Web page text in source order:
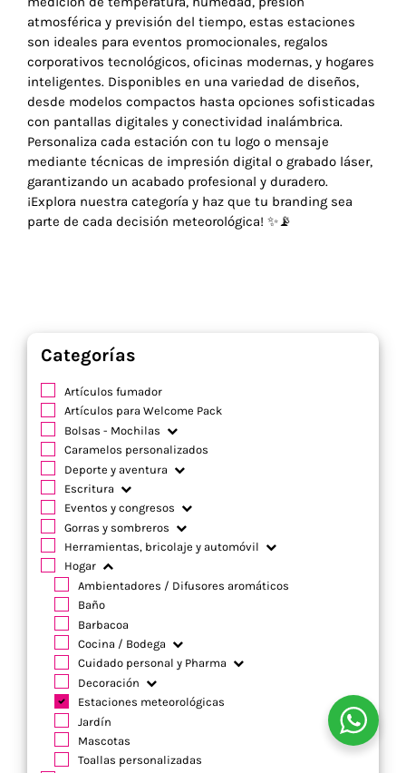
atmosférica y previsión del tiempo, estas estaciones
son ideales para eventos promocionales, regalos
corporativos tecnológicos, oficinas modernas, y hogares
inteligentes. Disponibles en una variedad de diseños,
desde modelos compactos hasta opciones sofisticadas
con pantallas digitales y conectividad inalámbrica.
Personaliza cada estación con tu logo o mensaje
mediante técnicas de impresión digital o grabado láser,
garantizando un acabado profesional y duradero.
¡Explora nuestra categoría y haz que tu branding sea
parte de cada decisión meteorológica! ✨📡
Categorías
Artículos fumador
Artículos para Welcome Pack
Bolsas - Mochilas
Caramelos personalizados
Deporte y aventura
Escritura
Eventos y congresos
Gorras y sombreros
Herramientas, bricolaje y automóvil
Hogar
Ambientadores / Difusores aromáticos
Baño
Barbacoa
Cocina / Bodega
Cuidado personal y Pharma
Decoración
Estaciones meteorológicas
Jardín
Mascotas
Toallas personalizadas